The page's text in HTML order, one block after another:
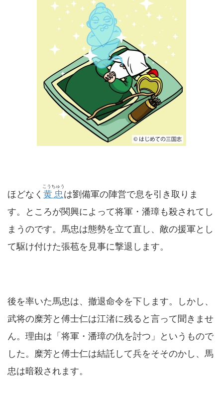
ほどなく 黄忠
こうちゅう
は劉備軍の陣営で息を引き取りま
す。ところが関興によって将軍・潘璋も殺されてし
まうのです。馬忠は態勢を立て直し、敵の援軍とし
て駆け付けた張苞を見事に撃退します。
後を率いた馬忠は、撤退命令を下します。しかし、
武将の糜芳と傅士仁は江渚に残ると言って聞きませ
ん。理由は「将軍・潘璋の仇を討つ」というもので
した。糜芳と傅士仁は結託して兵をそそのかし、馬
忠は暗殺されます。